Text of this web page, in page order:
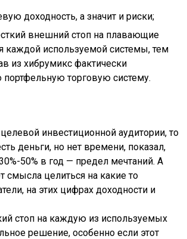
доходность, а значит и риски;
внешний стоп на плавающие
каждой используемой системы, тем
из хибрумикс фактически
портфельную торговую систему.
инвестиционной аудитории, то
деньги, но нет времени, показал,
50% в год — предел мечтаний. А
смысла целиться на какие то
на этих цифрах доходности и
стоп на каждую из используемых
решение, особенно если этот